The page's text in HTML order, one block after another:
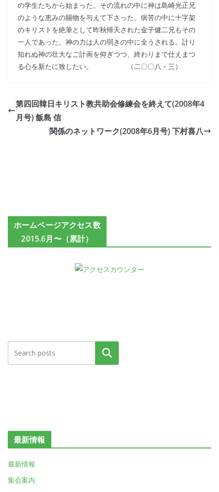
の学生たちから始まった。その流れの中に神は島崎光正兄
のような恵みの賜物を与えて下さった。病苦の中に十字架
のキリストを絶筆として昨秋帰天された金子健二兄もその
一人であった。神の力は人の弱きの中に全うされる。計り
知れぬ神の壮大なご計画を仰ぎつつ、終わりまで仕えまつ
る心を新たに致したい。 （二〇〇八・三）
第四回韓日キリスト教共助会修練会を終えて(2008年4
月号) 飯島 信
関係のネットワーク(2008年6月号) 下村喜八
ホームページアクセス数
2015.6月〜（累計）
検索
最新情報
最新情報
集会案内